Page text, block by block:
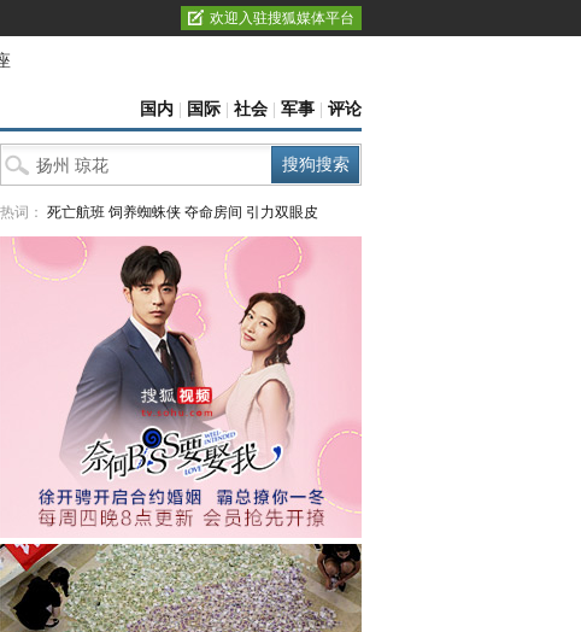
欢迎入驻搜狐媒体平台
国内 国际 社会 军事 评论
热词： 死亡航班 饲养蜘蛛侠 夺命房间 引力双眼皮